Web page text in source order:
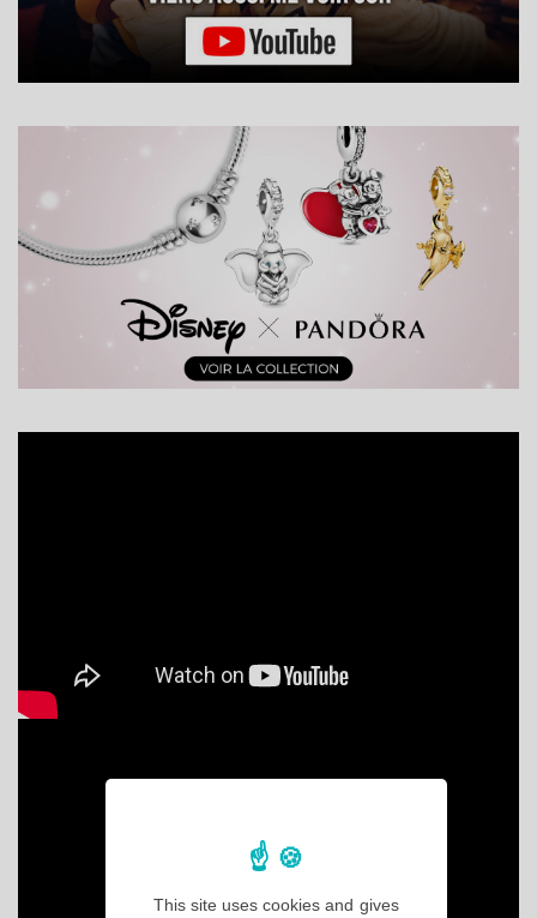
This site uses cookies and gives